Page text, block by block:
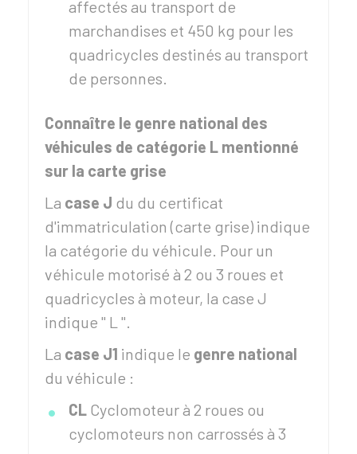
affectés au transport de
marchandises et 450 kg pour les
quadricycles destinés au transport
de personnes.
Connaître le genre national des
véhicules de catégorie L mentionné
sur la carte grise
La case J du du certificat
d'immatriculation (carte grise) indique
la catégorie du véhicule. Pour un
véhicule motorisé à 2 ou 3 roues et
quadricycles à moteur, la case J
indique " L ".
La case J1 indique le genre national
du véhicule :
CL Cyclomoteur à 2 roues ou
cyclomoteurs non carrossés à 3